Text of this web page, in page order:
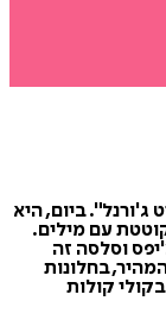
ג'ורנל". ביום, היא
עם מילים.
וסלסה זה
בחלונות
ה־80 מתנגנת בקולי קולות